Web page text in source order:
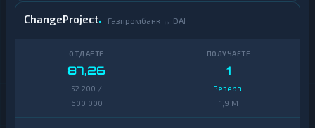
ChangeProject Газпромбанк ↔ DAI
87,26
52 200 /
600 000
1
Резерв:
1,9 M